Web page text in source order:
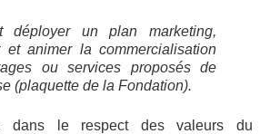
déployer un plan marketing,
et animer la commercialisation
ou services proposés de
(plaquette de la Fondation).
dans le respect des valeurs du